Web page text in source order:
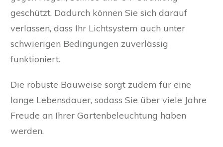
geschützt. Dadurch können Sie sich darauf
verlassen, dass Ihr Lichtsystem auch unter
schwierigen Bedingungen zuverlässig
funktioniert.
Die robuste Bauweise sorgt zudem für eine
lange Lebensdauer, sodass Sie über viele Jahre
Freude an Ihrer Gartenbeleuchtung haben
werden.